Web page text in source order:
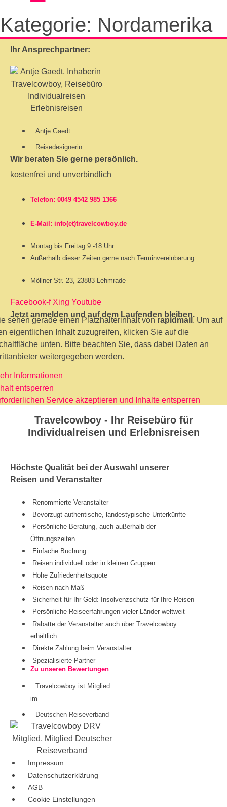
Kategorie: Nordamerika
Ihr Ansprechpartner:
Antje Gaedt
Reisedesignerin
Wir beraten Sie gerne persönlich.
kostenfrei und unverbindlich
Telefon: 0049 4542 985 1366
E-Mail: info(et)travelcowboy.de
Montag bis Freitag 9 -18 Uhr
Außerhalb dieser Zeiten gerne nach Terminvereinbarung.
Möllner Str. 23, 23883 Lehmrade
Facebook-f Xing Youtube
Jetzt anmelden und auf dem Laufenden bleiben.
sehen gerade einen Platzhalterinhalt vonrapidmail . Um auf
eigentlichen Inhalt zuzugreifen, klicken Sie auf die
unten. Bitte beachten Sie, dass dabei Daten an
weitergegeben werden.
Informationen
entsperren
Service akzeptieren und Inhalte entsperren
Travelcowboy - Ihr Reisebüro für
Individualreisen und Erlebnisreisen
Höchste Qualität bei der Auswahl unserer
Reisen und Veranstalter
Renommierte Veranstalter
Bevorzugt authentische, landestypische Unterkünfte
Persönliche Beratung, auch außerhalb der
Öffnungszeiten
Einfache Buchung
Reisen individuell oder in kleinen Gruppen
Hohe Zufriedenheitsquote
Reisen nach Maß
Sicherheit für Ihr Geld: Insolvenzschutz für Ihre Reisen
Persönliche Reiseerfahrungen vieler Länder weltweit
Rabatte der Veranstalter auch über Travelcowboy
erhältlich
Direkte Zahlung beim Veranstalter
Spezialisierte Partner
Zu unseren Bewertungen
Travelcowboy ist Mitglied
im
Deutschen Reiseverband
Impressum
Datenschutzerklärung
AGB
Cookie Einstellungen